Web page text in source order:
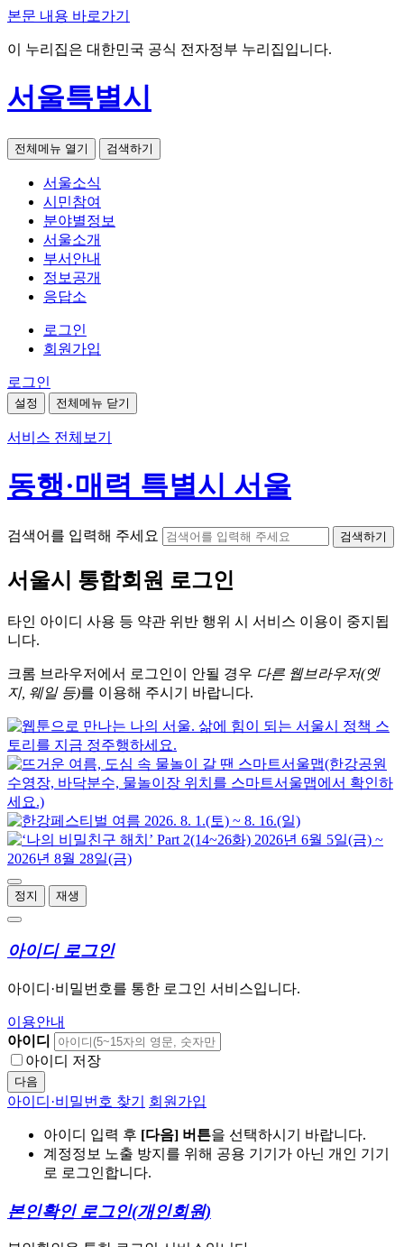
본문 내용 바로가기
이 누리집은 대한민국 공식 전자정부 누리집입니다.
서울특별시
전체메뉴 열기 검색하기
서울소식
시민참여
분야별정보
서울소개
부서안내
정보공개
응답소
로그인
회원가입
로그인
설정 전체메뉴 닫기
서비스 전체보기
동행·매력 특별시 서울
검색어를 입력해 주세요 검색하기
서울시 통합회원 로그인
타인 아이디 사용 등 약관 위반 행위 시 서비스 이용이 중지됩
니다.
크롬 브라우저에서 로그인이 안될 경우 다른 웹브라우저(엣
지, 웨일 등)를 이용해 주시기 바랍니다.
정지 재생
아이디 로그인
아이디·비밀번호를 통한 로그인 서비스입니다.
이용안내
아이디
아이디 저장
다음
아이디·비밀번호 찾기 회원가입
아이디 입력 후 [다음] 버튼을 선택하시기 바랍니다.
계정정보 노출 방지를 위해 공용 기기가 아닌 개인 기기
로 로그인합니다.
본인확인 로그인(개인회원)